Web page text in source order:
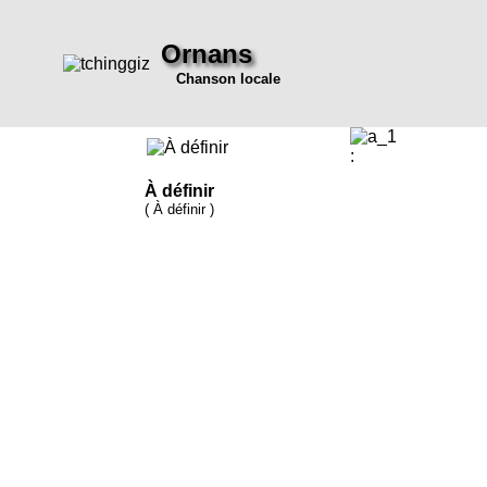
Ornans
Chanson locale
À définir
( À définir )
: